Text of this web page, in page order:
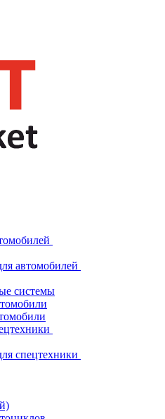
автомобилей
системы
спецтехники